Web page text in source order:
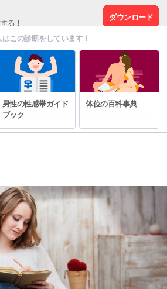
る！
ダウンロード
♡シャイな恋人を愛情表現上
この診断をしています！
男性の性感帯ガイド
ブック
体位の百科事典